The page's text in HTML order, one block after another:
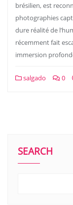
brésilien, est
photographies
dure réalité de
récemment fait
immersion
salgado 0
SEARCH